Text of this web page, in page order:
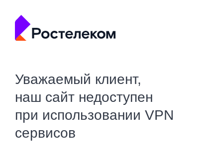
Уважаемый клиент,
наш сайт недоступен
при использовании VPN
сервисов